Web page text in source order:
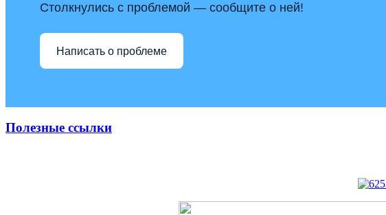
Столкнулись с проблемой — сообщите о ней!
Написать о проблеме
Полезные ссылки